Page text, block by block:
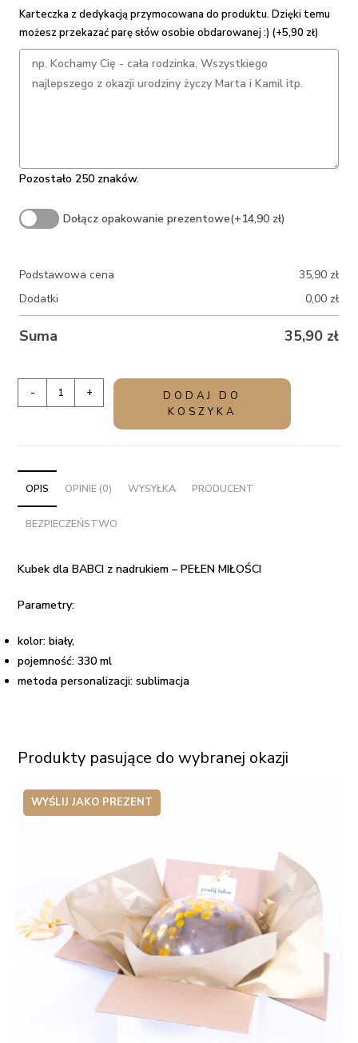
Karteczka z dedykacją przymocowana do produktu. Dzięki temu
możesz przekazać parę słów osobie obdarowanej :) (+5,90 zł)
Pozostało 250 znaków.
Dołącz opakowanie prezentowe(+14,90 zł)
Podstawowa cena 35,90 zł
Dodatki
0,00 zł
Suma 35,90 zł
Kubek
z
nadrukiem
-
PEŁEN
- +
DODAJ DO
KOSZYKA
OPIS OPINIE (0) WYSYŁKA PRODUCENT
BEZPIECZEŃSTWO
Kubek dla BABCI z nadrukiem – PEŁEN MIŁOŚCI
Parametry:
kolor: biały,
pojemność: 330 ml
metoda personalizacji: sublimacja
Produkty pasujące do wybranej okazji
WYŚLIJ JAKO PREZENT